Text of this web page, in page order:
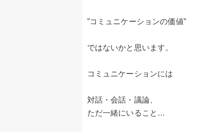
”コミュニケーションの価値”
ではないかと思います。
コミュニケーションには
対話・会話・議論、
ただ一緒にいること…